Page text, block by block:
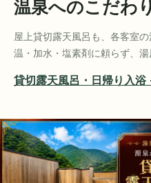
温泉へのこだわり
屋上貸切露天風呂も、各客室
温・加水・塩素剤に頼らず、湯
貸切露天風呂・日帰り入